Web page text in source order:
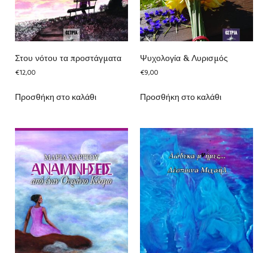
Στου νότου τα προστάγματα
€12,00
Προσθήκη στο καλάθι
Ψυχολογία & Λυρισμός
€9,00
Προσθήκη στο καλάθι